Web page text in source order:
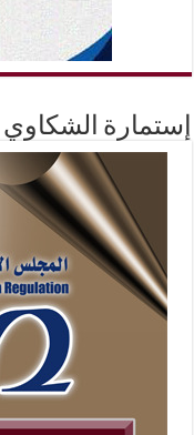
إستمارة الشكاوي